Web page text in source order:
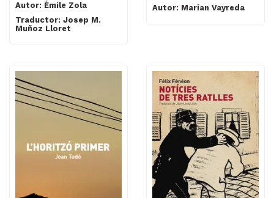
Autor: Émile Zola
Traductor: Josep M.
Muñoz Lloret
Autor: Marian Vayreda